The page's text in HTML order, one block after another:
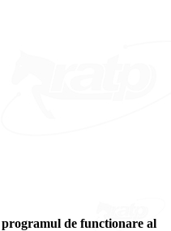
de functionare al